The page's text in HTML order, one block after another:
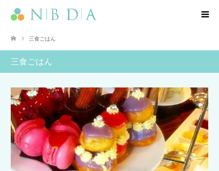
三食ごはん
三食ごはん